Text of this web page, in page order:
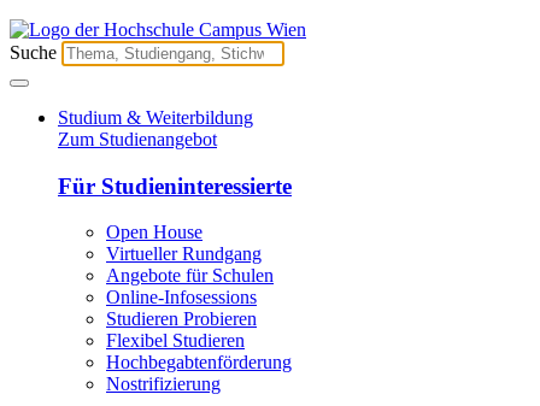
Suche
Studium & Weiterbildung
Zum Studienangebot
Für Studieninteressierte
Open House
Virtueller Rundgang
Angebote für Schulen
Online-Infosessions
Studieren Probieren
Flexibel Studieren
Hochbegabtenförderung
Nostrifizierung